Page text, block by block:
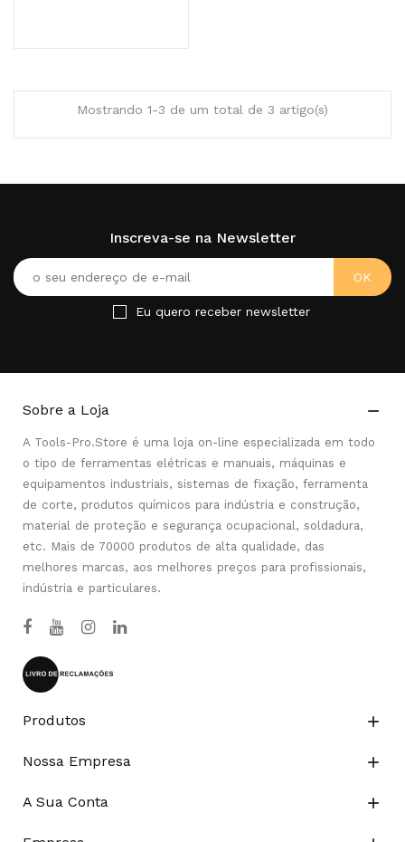
Mostrando 1-3 de um total de 3 artigo(s)
Inscreva-se na Newsletter
Eu quero receber newsletter
Sobre a Loja 
A Tools-Pro.Store é uma loja on-line especializada em todo
o tipo de ferramentas elétricas e manuais, máquinas e
equipamentos industriais, sistemas de fixação, ferramenta
de corte, produtos químicos para indústria e construção,
material de proteção e segurança ocupacional, soldadura,
etc. Mais de 70000 produtos de alta qualidade, das
melhores marcas, aos melhores preços para profissionais,
indústria e particulares.
Produtos 
Nossa Empresa 
A Sua Conta 